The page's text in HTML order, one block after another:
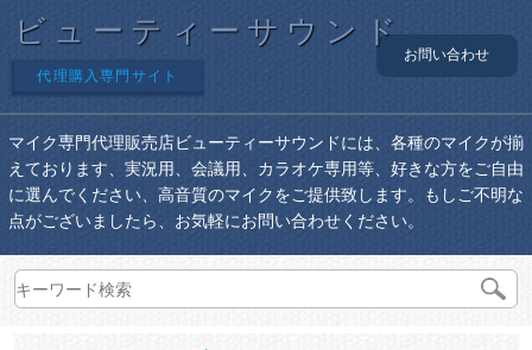
ビューティーサウンド
代理購入専門サイト
お問い合わせ
マイク専門代理販売店ビューティーサウンドには、各種のマイクが揃
えております、実況用、会議用、カラオケ専用等、好きな方をご自由
に選んでください、高音質のマイクをご提供致します。もしご不明な
点がございましたら、お気軽にお問い合わせください。